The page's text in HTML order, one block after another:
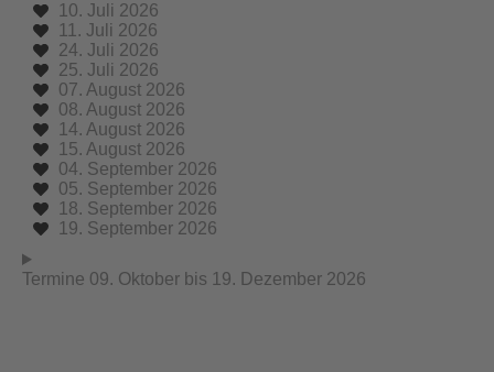
10. Juli 2026
11. Juli 2026
24. Juli 2026
25. Juli 2026
07. August 2026
08. August 2026
14. August 2026
15. August 2026
04. September 2026
05. September 2026
18. September 2026
19. September 2026
Termine 09. Oktober bis 19. Dezember 2026